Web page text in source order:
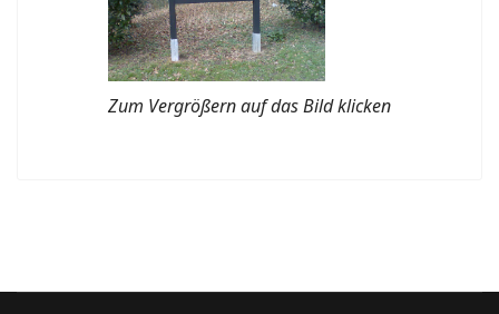
Zum Vergrößern auf das Bild klicken